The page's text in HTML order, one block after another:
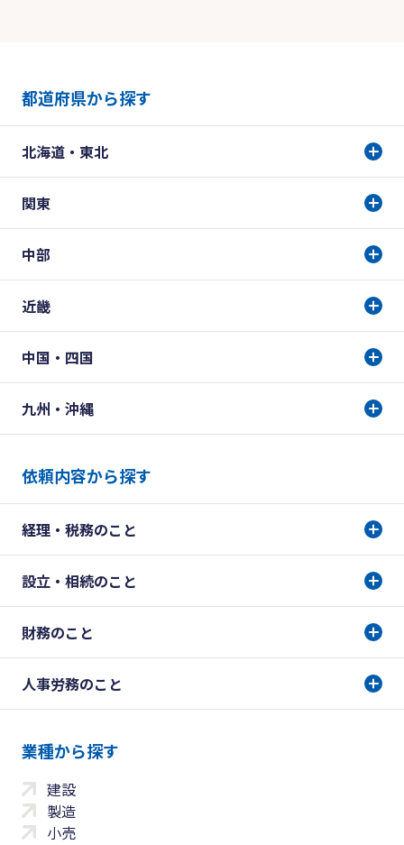
都道府県から探す
北海道・東北
関東
中部
近畿
中国・四国
九州・沖縄
依頼内容から探す
経理・税務のこと
設立・相続のこと
財務のこと
人事労務のこと
業種から探す
建設
製造
小売